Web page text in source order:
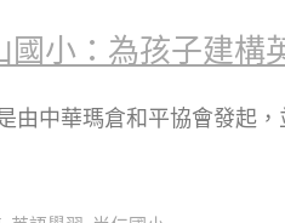
國小：為孩子建構
中華瑪倉和平協會發起